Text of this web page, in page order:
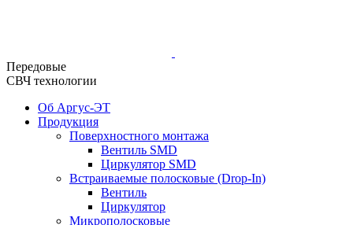
Передовые
СВЧ технологии
Об Аргус-ЭТ
Продукция
Поверхностного монтажа
Вентиль SMD
Циркулятор SMD
Встраиваемые полосковые (Drop-In)
Вентиль
Циркулятор
Микрополосковые